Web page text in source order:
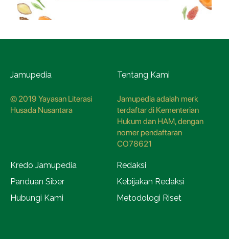
Jamupedia
© 2019 Yayasan Literasi
Husada Nusantara
Tentang Kami
Jamupedia adalah merk
terdaftar di Kementerian
Hukum dan HAM, dengan
nomer pendaftaran
CO78621
Kredo Jamupedia
Redaksi
Panduan Siber
Kebijakan Redaksi
Hubungi Kami
Metodologi Riset